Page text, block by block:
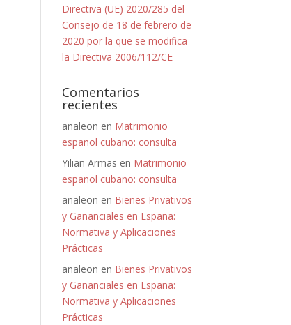
Directiva (UE) 2020/285 del
Consejo de 18 de febrero de
2020 por la que se modifica
la Directiva 2006/112/CE
Comentarios
recientes
analeon en Matrimonio
español cubano: consulta
Yilian Armas en Matrimonio
español cubano: consulta
analeon en Bienes Privativos
y Gananciales en España:
Normativa y Aplicaciones
Prácticas
analeon en Bienes Privativos
y Gananciales en España:
Normativa y Aplicaciones
Prácticas